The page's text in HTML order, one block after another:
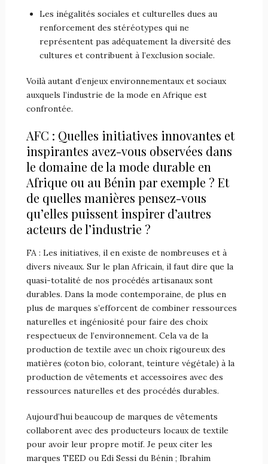
Les inégalités sociales et culturelles dues au
renforcement des stéréotypes qui ne
représentent pas adéquatement la diversité des
cultures et contribuent à l’exclusion sociale.
Voilà autant d’enjeux environnementaux et sociaux
auxquels l’industrie de la mode en Afrique est
confrontée.
AFC : Quelles initiatives innovantes et
inspirantes avez-vous observées dans
le domaine de la mode durable en
Afrique ou au Bénin par exemple ? Et
de quelles manières pensez-vous
qu’elles puissent inspirer d’autres
acteurs de l’industrie ?
FA : Les initiatives, il en existe de nombreuses et à
divers niveaux. Sur le plan Africain, il faut dire que la
quasi-totalité de nos procédés artisanaux sont
durables. Dans la mode contemporaine, de plus en
plus de marques s’efforcent de combiner ressources
naturelles et ingéniosité pour faire des choix
respectueux de l’environnement. Cela va de la
production de textile avec un choix rigoureux des
matières (coton bio, colorant, teinture végétale) à la
production de vêtements et accessoires avec des
ressources naturelles et des procédés durables.
Aujourd’hui beaucoup de marques de vêtements
collaborent avec des producteurs locaux de textile
pour avoir leur propre motif. Je peux citer les
marques TEED ou Edi Sessi du Bénin ; Ibrahim